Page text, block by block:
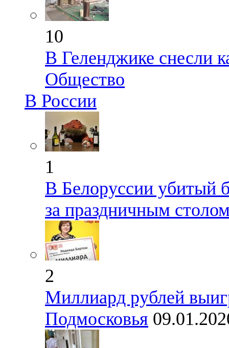
10
В Геленджике снесли
Общество
В России
1
В Белоруссии убитый
за праздничным
2
Миллиард рублей
Подмосковья